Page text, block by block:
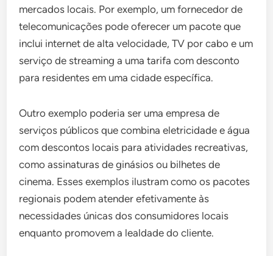
mercados locais. Por exemplo, um fornecedor de
telecomunicações pode oferecer um pacote que
inclui internet de alta velocidade, TV por cabo e um
serviço de streaming a uma tarifa com desconto
para residentes em uma cidade específica.
Outro exemplo poderia ser uma empresa de
serviços públicos que combina eletricidade e água
com descontos locais para atividades recreativas,
como assinaturas de ginásios ou bilhetes de
cinema. Esses exemplos ilustram como os pacotes
regionais podem atender efetivamente às
necessidades únicas dos consumidores locais
enquanto promovem a lealdade do cliente.